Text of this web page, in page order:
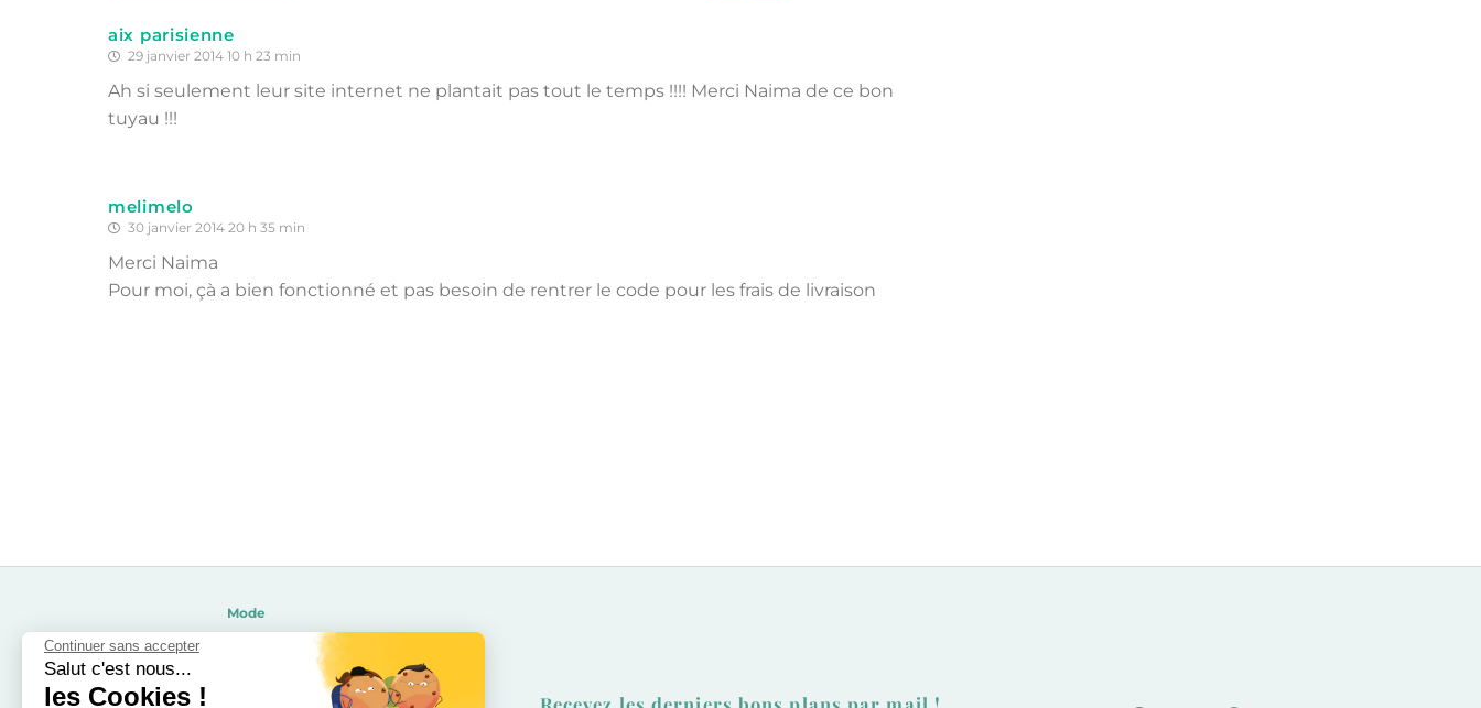
Continuer sans accepter
Salut c'est nous...
les Cookies !
aix parisienne
29 janvier 2014 10 h 23 min
Ah si seulement leur site internet ne plantait pas tout le temps !!!! Merci Naima de ce bon
tuyau !!!
melimelo
30 janvier 2014 20 h 35 min
Merci Naima
Pour moi, çà a bien fonctionné et pas besoin de rentrer le code pour les frais de livraison
Mode
Calendrier de l’avent 2026